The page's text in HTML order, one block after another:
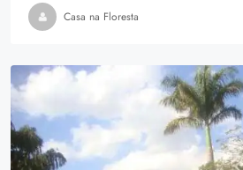
Casa na Floresta